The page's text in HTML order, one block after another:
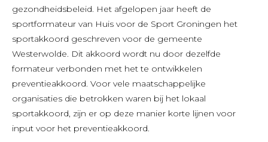
gezondheidsbeleid. Het afgelopen jaar heeft de
sportformateur van Huis voor de Sport Groningen het
sportakkoord geschreven voor de gemeente
Westerwolde. Dit akkoord wordt nu door dezelfde
formateur verbonden met het te ontwikkelen
preventieakkoord. Voor vele maatschappelijke
organisaties die betrokken waren bij het lokaal
sportakkoord, zijn er op deze manier korte lijnen voor
input voor het preventieakkoord.